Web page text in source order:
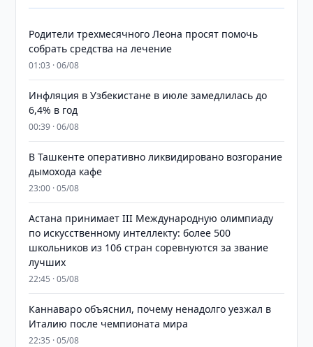
Родители трехмесячного Леона просят помочь
собрать средства на лечение
01:03 · 06/08
Инфляция в Узбекистане в июле замедлилась до
6,4% в год
00:39 · 06/08
В Ташкенте оперативно ликвидировано возгорание
дымохода кафе
23:00 · 05/08
Астана принимает III Международную олимпиаду
по искусственному интеллекту: более 500
школьников из 106 стран соревнуются за звание
лучших
22:45 · 05/08
Каннаваро объяснил, почему ненадолго уезжал в
Италию после чемпионата мира
22:35 · 05/08